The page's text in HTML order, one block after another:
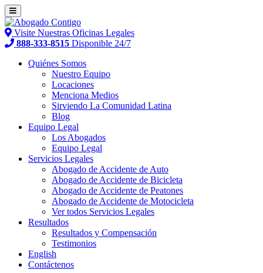
Visite Nuestras Oficinas Legales
888-333-8515 Disponible 24/7
Quiénes Somos
Nuestro Equipo
Locaciones
Menciona Medios
Sirviendo La Comunidad Latina
Blog
Equipo Legal
Los Abogados
Equipo Legal
Servicios Legales
Abogado de Accidente de Auto
Abogado de Accidente de Bicicleta
Abogado de Accidente de Peatones
Abogado de Accidente de Motocicleta
Ver todos Servicios Legales
Resultados
Resultados y Compensación
Testimonios
English
Contáctenos